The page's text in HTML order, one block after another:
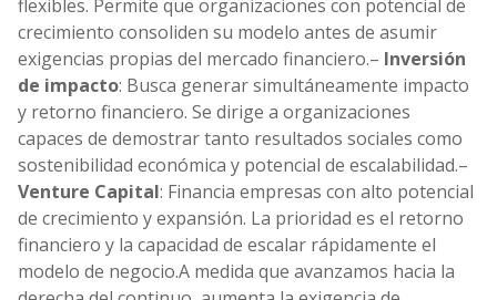
flexibles. Permite que organizaciones con potencial de
crecimiento consoliden su modelo antes de asumir
exigencias propias del mercado financiero.– Inversión
de impacto: Busca generar simultáneamente impacto
y retorno financiero. Se dirige a organizaciones
capaces de demostrar tanto resultados sociales como
sostenibilidad económica y potencial de escalabilidad.–
Venture Capital: Financia empresas con alto potencial
de crecimiento y expansión. La prioridad es el retorno
financiero y la capacidad de escalar rápidamente el
modelo de negocio.A medida que avanzamos hacia la